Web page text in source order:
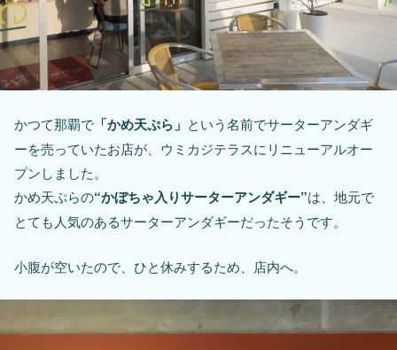
かつて那覇で 「かめ天ぷら」 という名前でサーターアンダギ
ーを売っていたお店が、ウミカジテラスにリニューアルオー
プンしました。
かめ天ぷらの“かぼちゃ入りサーターアンダギー”は、地元で
とても人気のあるサーターアンダギーだったそうです。
小腹が空いたので、ひと休みするため、店内へ。